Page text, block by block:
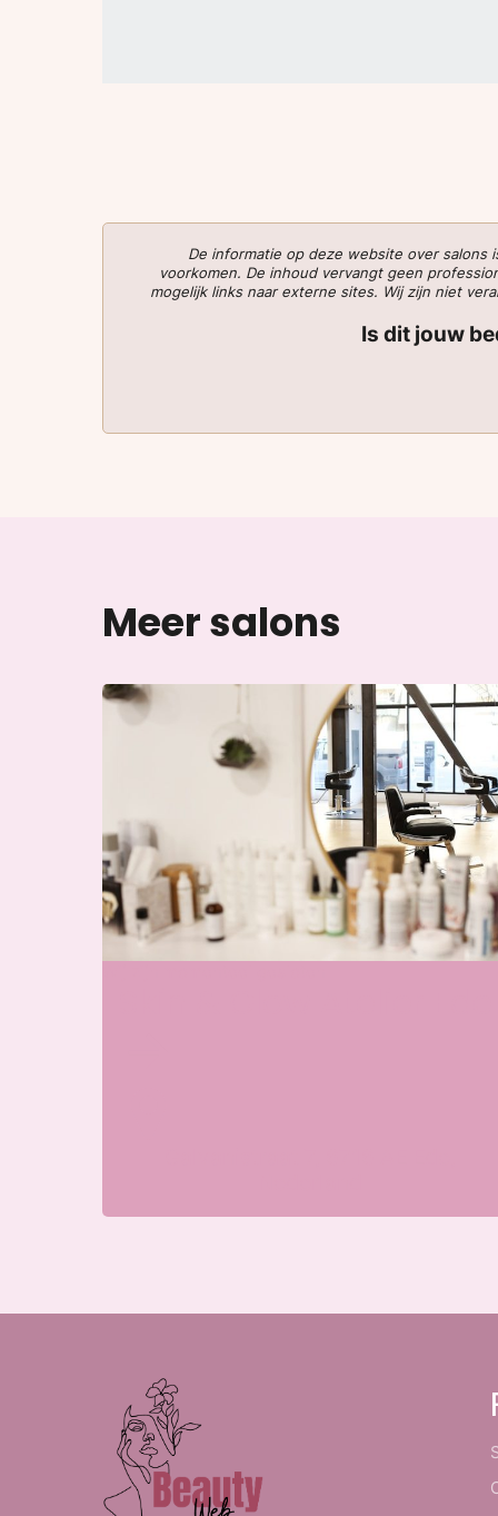
De informatie op deze website over salons
voorkomen. De inhoud vervangt geen
mogelijk links naar externe sites. Wij zijn niet
Is dit jouw
Meer salons